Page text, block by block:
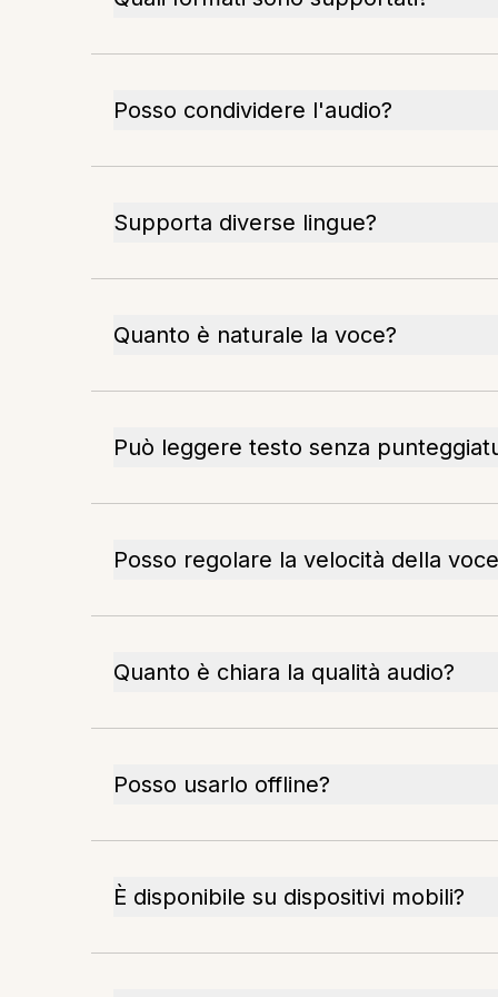
Posso condividere l'audio?
Supporta diverse lingue?
Quanto è naturale la voce?
Può leggere testo senza
Posso regolare la velocità della
Quanto è chiara la qualità audio?
Posso usarlo offline?
È disponibile su dispositivi mobili?